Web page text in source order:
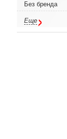
Без бренда
Еще